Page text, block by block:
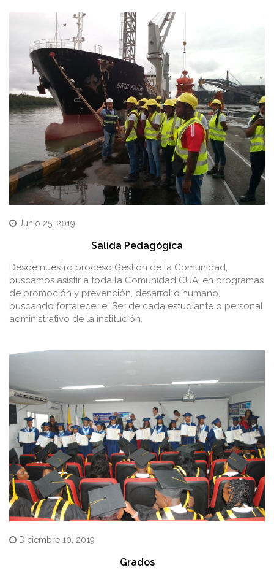
Junio 25, 2019
Salida Pedagógica
Desde nuestro proceso Gestión de la Comunidad,
buscamos asistir a toda la Comunidad CUA, en programas
de promoción y prevención, desarrollo humano,
buscando fortalecer el Ser de cada estudiante o personal
administrativo de la institución.
Diciembre 10, 2019
Grados